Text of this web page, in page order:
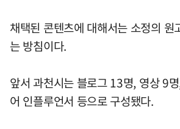
채택된 콘텐츠에 대해서는 소정의
는 방침이다.
앞서 과천시는 블로그 13명, 영상 9
어 인플루언서 등으로 구성됐다.